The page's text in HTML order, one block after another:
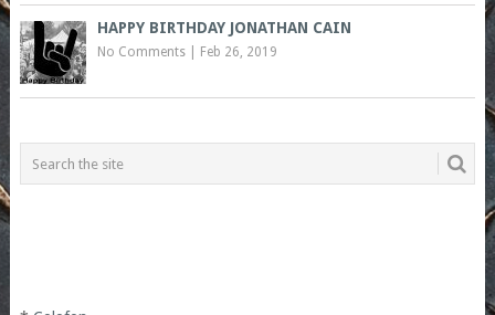
HAPPY BIRTHDAY JONATHAN CAIN
No Comments| Feb 26, 2019